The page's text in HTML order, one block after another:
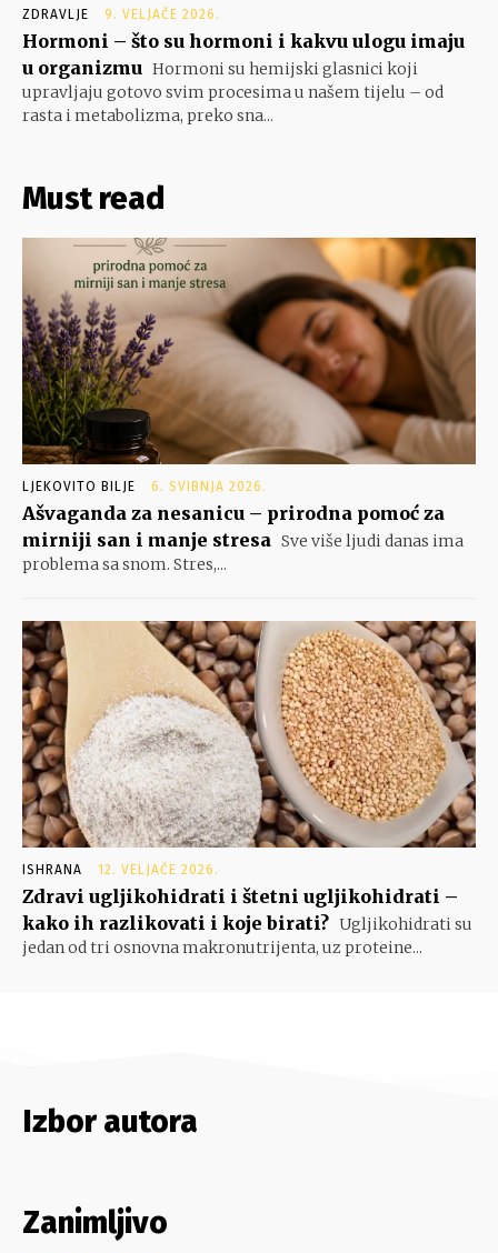
ZDRAVLJE 9. VELJAČE 2026.
Hormoni – što su hormoni i kakvu ulogu imaju
u organizmu Hormoni su hemijski glasnici koji
upravljaju gotovo svim procesima u našem tijelu – od
rasta i metabolizma, preko sna...
Must read
LJEKOVITO BILJE 6. SVIBNJA 2026.
Ašvaganda za nesanicu – prirodna pomoć za
mirniji san i manje stresa Sve više ljudi danas ima
problema sa snom. Stres,...
ISHRANA 12. VELJAČE 2026.
Zdravi ugljikohidrati i štetni ugljikohidrati –
kako ih razlikovati i koje birati? Ugljikohidrati su
jedan od tri osnovna makronutrijenta, uz proteine...
Izbor autora
Zanimljivo